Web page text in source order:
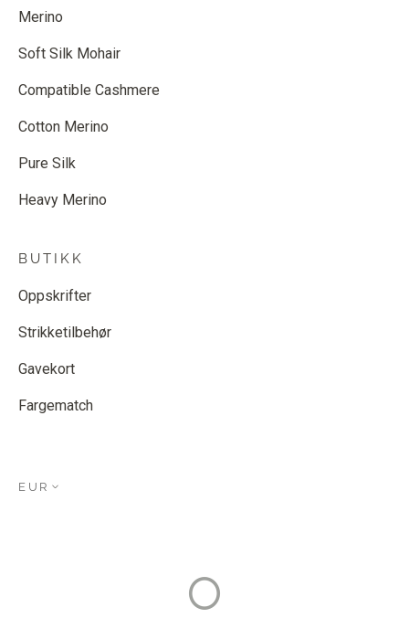
Merino
Soft Silk Mohair
Compatible Cashmere
Cotton Merino
Pure Silk
Heavy Merino
BUTIKK
Oppskrifter
Strikketilbehør
Gavekort
Fargematch
EUR